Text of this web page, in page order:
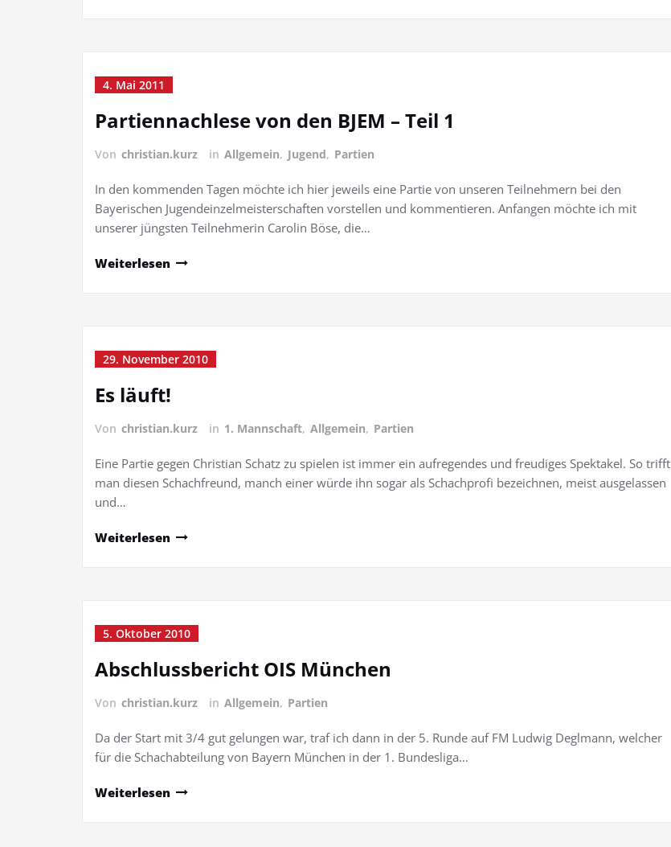
4. Mai 2011
Partiennachlese von den BJEM – Teil 1
Von christian.kurz in Allgemein, Jugend, Partien
In den kommenden Tagen möchte ich hier jeweils eine Partie von unseren Teilnehmern bei den
Bayerischen Jugendeinzelmeisterschaften vorstellen und kommentieren. Anfangen möchte ich mit
unserer jüngsten Teilnehmerin Carolin Böse, die…
Weiterlesen
29. November 2010
Es läuft!
Von christian.kurz in 1. Mannschaft, Allgemein, Partien
Eine Partie gegen Christian Schatz zu spielen ist immer ein aufregendes und freudiges Spektakel. So trifft
man diesen Schachfreund, manch einer würde ihn sogar als Schachprofi bezeichnen, meist ausgelassen
und…
Weiterlesen
5. Oktober 2010
Abschlussbericht OIS München
Von christian.kurz in Allgemein, Partien
Da der Start mit 3/4 gut gelungen war, traf ich dann in der 5. Runde auf FM Ludwig Deglmann, welcher
für die Schachabteilung von Bayern München in der 1. Bundesliga…
Weiterlesen